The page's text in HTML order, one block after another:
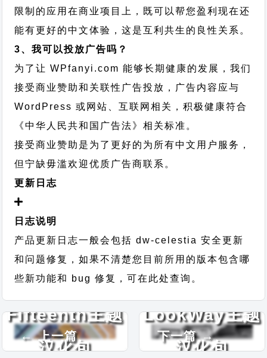
限制的应用在商业项目上，既可以帮您盈利现在还
能有更好的中文体验，这是互利共生的良性关系。
3、我可以投放广告吗？
为了让 WPfanyi.com 能够长期健康的发展，我们
接受商业赞助和关联性广告投放，广告内容应与
WordPress 或网站、互联网相关，积极健康符合
《中华人民共和国广告法》相关标准。
接受商业赞助是为了更好的为所有中文用户服务，
但宁缺毋滥欢迎优质广告商联系。
更新日志
日志说明
产品更新日志一般会包括 dw-celestia 安全更新
和问题修复，如果不清楚您目前所用的版本包含哪
些新功能和 bug 修复，可在此处查询。
← 上一篇
Fifteenth主题
汉化包
下一篇 →
LookWay主题
汉化包